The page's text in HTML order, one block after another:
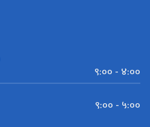
९:०० - ४:००
९:०० - ५:००